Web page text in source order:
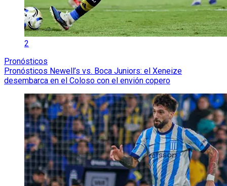
2
Pronósticos
Pronósticos Newell’s vs. Boca Juniors: el Xeneize
desembarca en el Coloso con el envión copero